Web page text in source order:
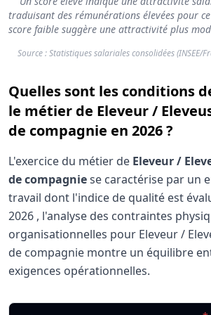
traduisant des rémunérations élevées pour
score faible suggère une attractivité plus
Source : Statistiques salariales consolidées (INSEE/
Quelles sont les conditions
le métier de Eleveur /
de compagnie en 2026 ?
L'exercice du métier de Eleveur /
de compagniese caractérise par un
travail dont l'indice de qualité est
2026 , l'analyse des contraintes
organisationnelles pour Eleveur /
de compagnie montre un équilibre
exigences opérationnelles.
Analyse des conditions de